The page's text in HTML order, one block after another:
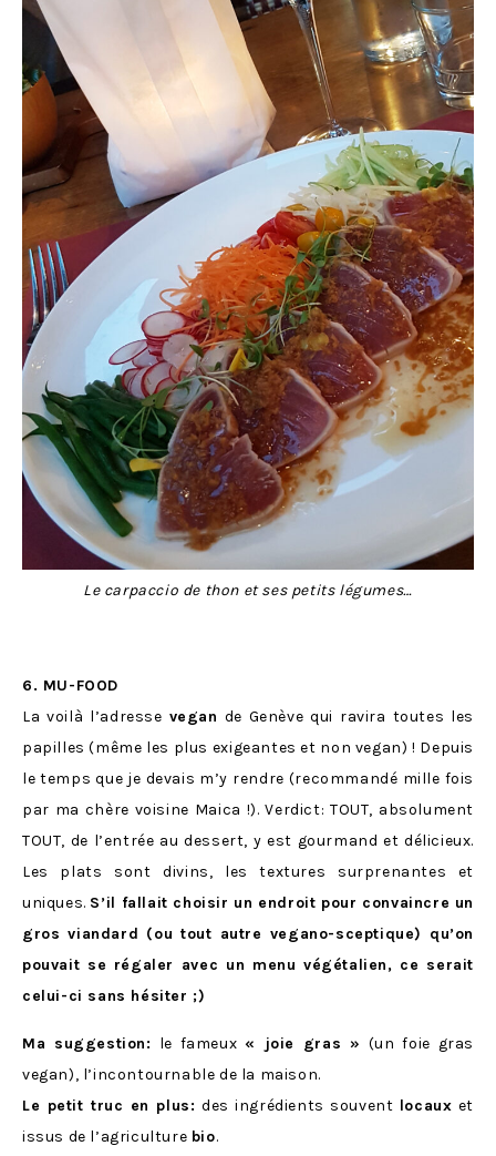
Le carpaccio de thon et ses petits légumes…
6. MU-FOOD
La voilà l’adresse vegan de Genève qui ravira toutes les
papilles (même les plus exigeantes et non vegan) ! Depuis
le temps que je devais m’y rendre (recommandé mille fois
par ma chère voisine Maica !). Verdict: TOUT, absolument
TOUT, de l’entrée au dessert, y est gourmand et délicieux.
Les plats sont divins, les textures surprenantes et
uniques. S’il fallait choisir un endroit pour convaincre un
gros viandard (ou tout autre vegano-sceptique) qu’on
pouvait se régaler avec un menu végétalien, ce serait
celui-ci sans hésiter ;)
Ma suggestion: le fameux« joie gras » (un foie gras
vegan), l’incontournable de la maison.
Le petit truc en plus: des ingrédients souvent locaux et
issus de l’agriculture bio.